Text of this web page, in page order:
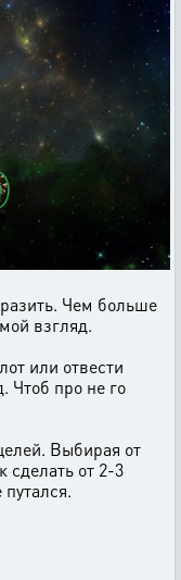
Чем больше
взгляд.
или отвести
Чтоб про не го
Выбирая от
сделать от 2-3